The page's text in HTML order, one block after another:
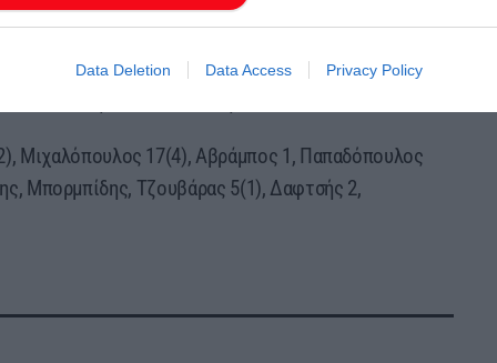
Data Deletion Data Access Privacy Policy
42-26, 57-43, 76-60
23 (2), Γαϊτανίδης, Παλτόγλου 8(2), Κασαμπαλής 2,
2, Τικταπανίδης.
Μιχαλόπουλος 17(4), Αβράμπος 1, Παπαδόπουλος
Μπορμπίδης, Τζουβάρας 5(1), Δαφτσής 2,